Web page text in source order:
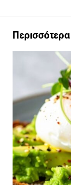
Περισσότερα